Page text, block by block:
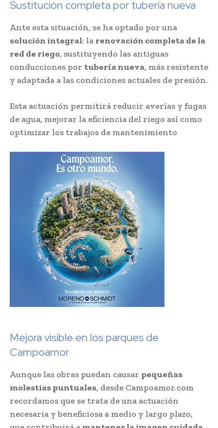
Sustitución completa por tubería nueva
Ante esta situación, se ha optado por una
solución integral: la renovación completa de la
red de riego, sustituyendo las antiguas
conducciones por tubería nueva, más resistente
y adaptada a las condiciones actuales de presión.
Esta actuación permitirá reducir averías y fugas
de agua, mejorar la eficiencia del riego así como
optimizar los trabajos de mantenimiento
Mejora visible en los parques de
Campoamor
Aunque las obras puedan causar pequeñas
molestias puntuales, desde Campoamor.com
recordamos que se trata de una actuación
necesaria y beneficiosa a medio y largo plazo,